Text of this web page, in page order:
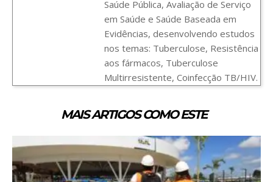
Saúde Pública, Avaliação de Serviço
em Saúde e Saúde Baseada em
Evidências, desenvolvendo estudos
nos temas: Tuberculose, Resistência
aos fármacos, Tuberculose
Multirresistente, Coinfecção TB/HIV.
MAIS ARTIGOS COMO ESTE